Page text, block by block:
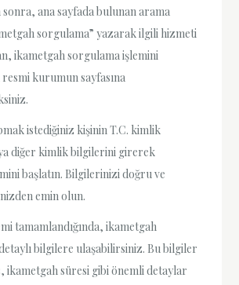
ana sayfada bulunan arama
sorgulama” yazarak ilgili hizmeti
ikametgah sorgulama işlemini
kurumun sayfasına
istediğiniz kişinin T.C. kimlik
diğer kimlik bilgilerini girerek
başlatın. Bilgilerinizi doğru ve
emin olun.
tamamlandığında, ikametgah
bilgilere ulaşabilirsiniz. Bu bilgiler
ikametgah süresi gibi önemli detaylar